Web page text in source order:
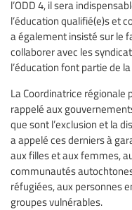
l’ODD 4, il sera
l’éducation qualifié(e)s et
a également insisté sur le
collaborer avec les
l’éducation font partie de
La Coordinatrice régionale
rappelé aux
que sont l’exclusion et la
a appelé ces derniers à
aux filles et aux femmes,
communautés
réfugiées, aux personnes
groupes vulnérables.